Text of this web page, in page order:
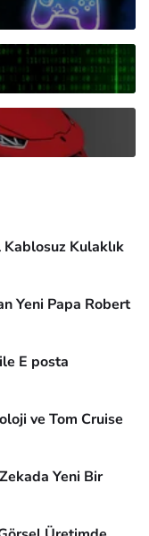
Kulaklık
Yeni Papa Robert
E posta
ve Tom Cruise
Yeni Bir